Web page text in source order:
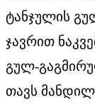
ტანჯულის
ჯავრით
გულ-
თავს